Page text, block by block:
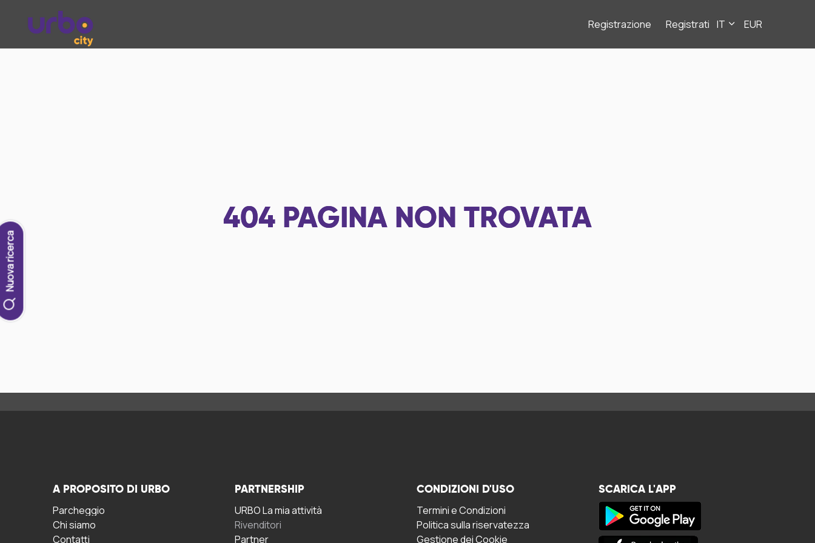
Registrazione Registrati IT EUR
Nuova ricerca
404 PAGINA NON TROVATA
A PROPOSITO DI URBO
Parcheggio
Chi siamo
Contatti
PARTNERSHIP
URBO La mia attività
Rivenditori
Partner
CONDIZIONI D'USO
Termini e Condizioni
Politica sulla riservatezza
Gestione dei Cookie
SCARICA L'APP